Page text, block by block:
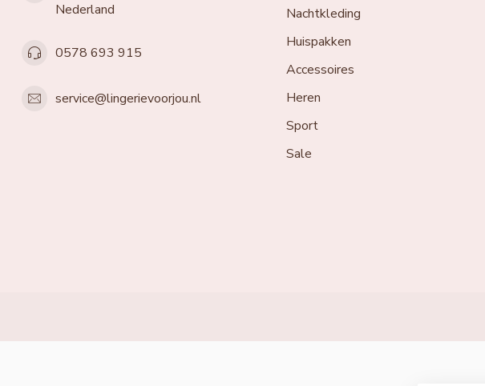
Nederland
0578 693 915
service@lingerievoorjou.nl
Nachtkleding
Huispakken
Accessoires
Heren
Sport
Sale